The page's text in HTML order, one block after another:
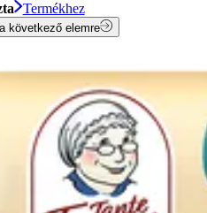
Termékhez
következő elemre